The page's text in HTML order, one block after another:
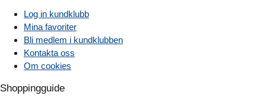
Log in kundklubb
Mina favoriter
Bli medlem i kundklubben
Kontakta oss
Om cookies
Shoppingguide